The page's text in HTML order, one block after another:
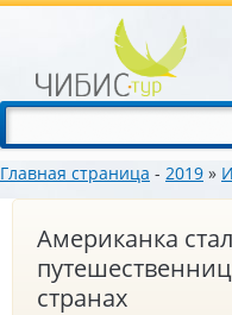
Главная страница - 2019 »
Американка
странах